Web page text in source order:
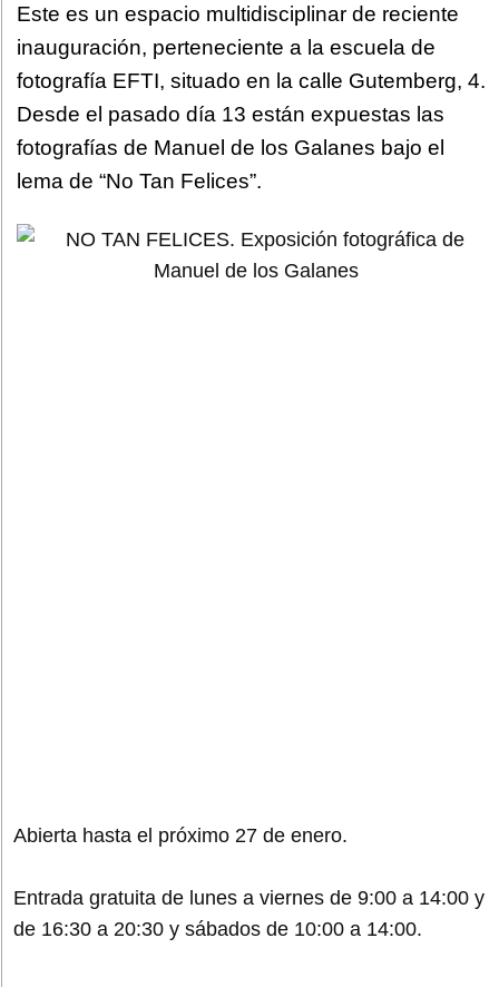
Este es un espacio multidisciplinar de reciente
inauguración, perteneciente a la escuela de
fotografía EFTI, situado en la calle Gutemberg, 4.
Desde el pasado día 13 están expuestas las
fotografías de Manuel de los Galanes bajo el
lema de “No Tan Felices”.
Abierta hasta el próximo 27 de enero.
Entrada gratuita de lunes a viernes de 9:00 a 14:00 y
de 16:30 a 20:30 y sábados de 10:00 a 14:00.